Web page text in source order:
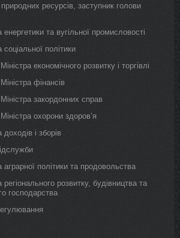
природних ресурсів, заступник голови
енергетики та вугільної промисловості
політики
економічного розвитку і торгівлі
фінансів
закордонних справ
охорони здоров’я
і зборів
аграрної політики та продовольства
регіонального розвитку, будівництва та
господарства